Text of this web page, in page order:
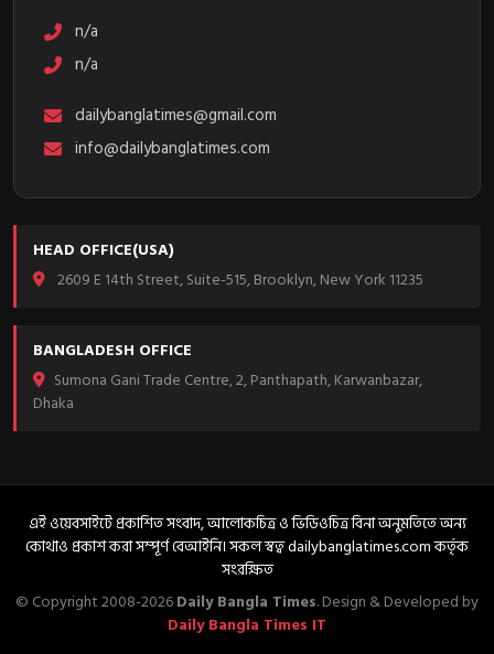
n/a
n/a
dailybanglatimes@gmail.com
info@dailybanglatimes.com
HEAD OFFICE(USA)
2609 E 14th Street, Suite-515, Brooklyn, New York 11235
BANGLADESH OFFICE
Sumona Gani Trade Centre, 2, Panthapath, Karwanbazar,
Dhaka
এই ওয়েবসাইটে প্রকাশিত সংবাদ, আলোকচিত্র ও ভিডিওচিত্র বিনা অনুমতিতে অন্য
কোথাও প্রকাশ করা সম্পূর্ণ বেআইনি। সকল স্বত্ব dailybanglatimes.com কর্তৃক
সংরক্ষিত
© Copyright 2008-2026Daily Bangla Times. Design & Developed by
Daily Bangla Times IT